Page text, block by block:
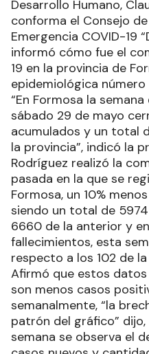
Desarrollo Humano,
conforma el Consejo
Emergencia COVID-19
informó cómo fue el
19 en la provincia de
epidemiológica número
“En Formosa la
sábado 29 de mayo
acumulados y un total
la provincia”, indicó la
Rodríguez realizó la
pasada en la que se
Formosa, un 10%
siendo un total de
6660 de la anterior y
fallecimientos, esta
respecto a los 102 de
Afirmó que estos
son menos casos
semanalmente, “la
patrón del gráfico”
semana se observa el